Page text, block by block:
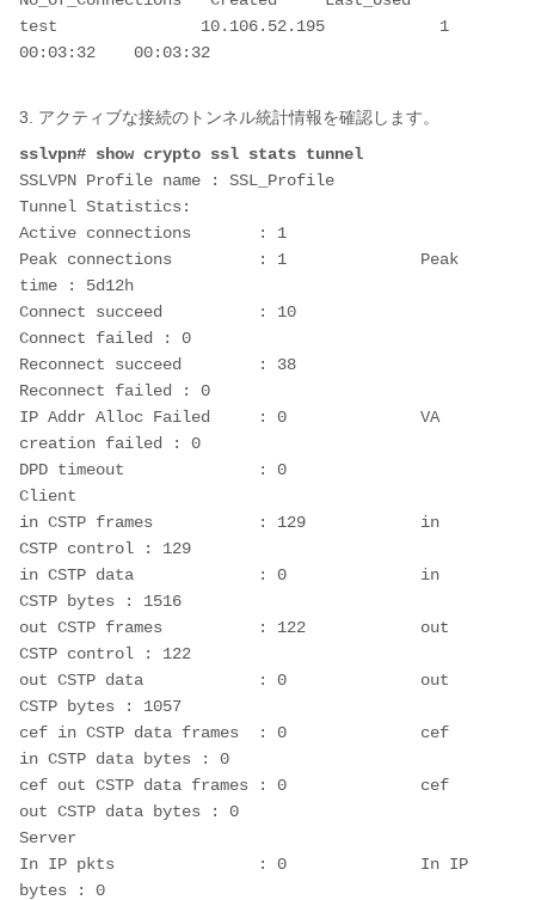
test               10.106.52.195            1
00:03:32    00:03:32
3. アクティブな接続のトンネル統計情報を確認します。
sslvpn# show crypto ssl stats tunnel
SSLVPN Profile name : SSL_Profile
Tunnel Statistics:
Active connections       : 1
Peak connections         : 1              Peak
time : 5d12h
Connect succeed          : 10
Connect failed : 0
Reconnect succeed        : 38
Reconnect failed : 0
IP Addr Alloc Failed     : 0              VA
creation failed : 0
DPD timeout              : 0
Client
in CSTP frames           : 129            in
CSTP control : 129
in CSTP data             : 0              in
CSTP bytes : 1516
out CSTP frames          : 122            out
CSTP control : 122
out CSTP data            : 0              out
CSTP bytes : 1057
cef in CSTP data frames  : 0              cef
in CSTP data bytes : 0
cef out CSTP data frames : 0              cef
out CSTP data bytes : 0
Server
In IP pkts               : 0              In IP
bytes : 0